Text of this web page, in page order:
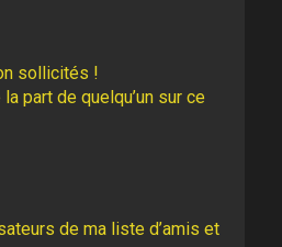
sollicités !
part de quelqu’un sur ce
de ma liste d’amis et